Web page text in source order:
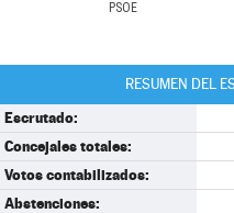
PSOE
RESUMEN DEL
Escrutado:
Concejales totales:
Votos contabilizados:
Abstenciones: